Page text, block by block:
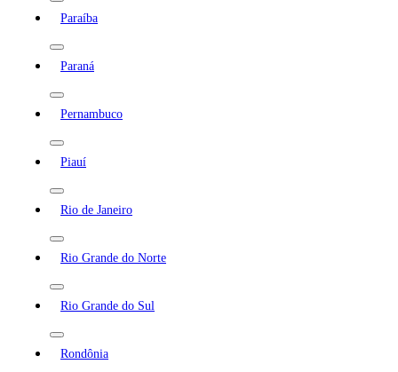
Paraíba
Paraná
Pernambuco
Piauí
Rio de Janeiro
Rio Grande do Norte
Rio Grande do Sul
Rondônia